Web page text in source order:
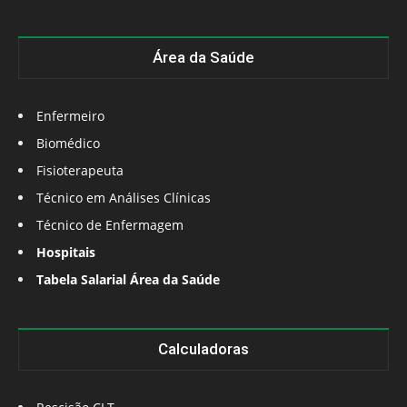
Área da Saúde
Enfermeiro
Biomédico
Fisioterapeuta
Técnico em Análises Clínicas
Técnico de Enfermagem
Hospitais
Tabela Salarial Área da Saúde
Calculadoras